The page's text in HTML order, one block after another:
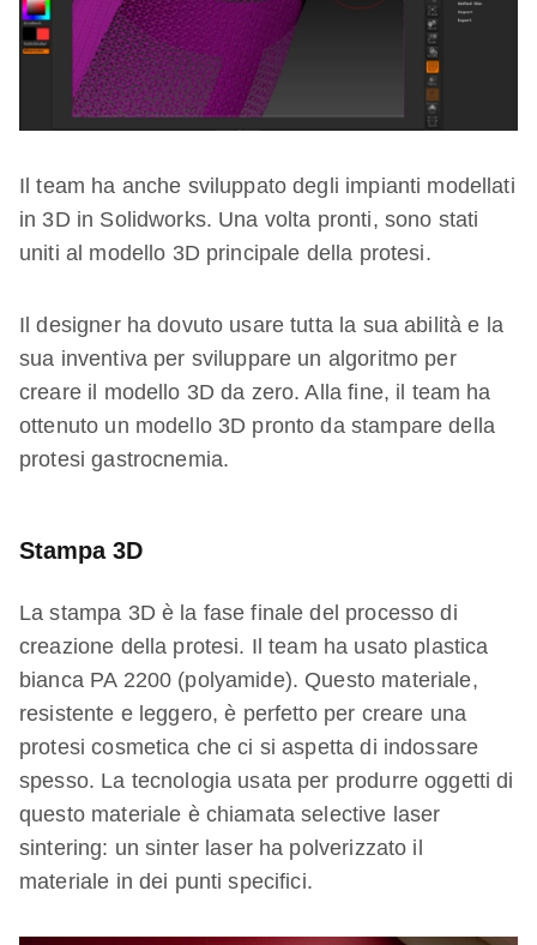
Il team ha anche sviluppato degli impianti modellati
in 3D in Solidworks. Una volta pronti, sono stati
uniti al modello 3D principale della protesi.
Il designer ha dovuto usare tutta la sua abilità e la
sua inventiva per sviluppare un algoritmo per
creare il modello 3D da zero. Alla fine, il team ha
ottenuto un modello 3D pronto da stampare della
protesi gastrocnemia.
Stampa 3D
La stampa 3D è la fase finale del processo di
creazione della protesi. Il team ha usato plastica
bianca PA 2200 (polyamide). Questo materiale,
resistente e leggero, è perfetto per creare una
protesi cosmetica che ci si aspetta di indossare
spesso. La tecnologia usata per produrre oggetti di
questo materiale è chiamata selective laser
sintering: un sinter laser ha polverizzato il
materiale in dei punti specifici.